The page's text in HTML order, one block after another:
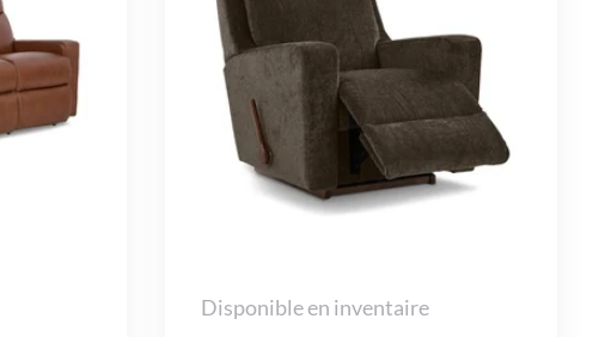
Disponible en inventaire